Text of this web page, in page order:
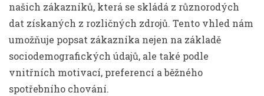
našich zákazníků, která se skládá z různorodých
dat získaných z rozličných zdrojů. Tento vhled nám
umožňuje popsat zákazníka nejen na základě
sociodemografických údajů, ale také podle
vnitřních motivací, preferencí a běžného
spotřebního chování.